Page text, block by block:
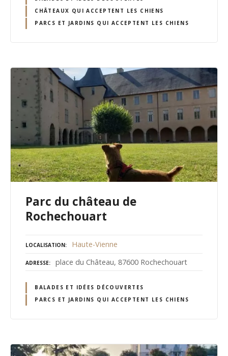
CHÂTEAUX QUI ACCEPTENT LES CHIENS
PARCS ET JARDINS QUI ACCEPTENT LES CHIENS
Parc du château de
Rochechouart
LOCALISATION Haute-Vienne
ADRESSE place du Château, 87600 Rochechouart
BALADES ET IDÉES DÉCOUVERTES
PARCS ET JARDINS QUI ACCEPTENT LES CHIENS